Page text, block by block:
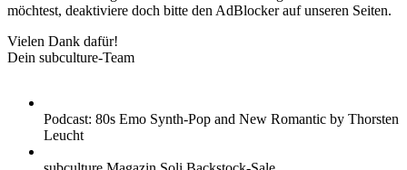
möchtest, deaktiviere doch bitte den AdBlocker auf unseren Seiten.
Vielen Dank dafür!
Dein subculture-Team
Podcast: 80s Emo Synth-Pop and New Romantic by Thorsten
Leucht